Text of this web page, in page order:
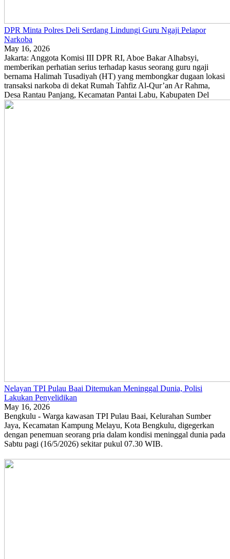
DPR Minta Polres Deli Serdang Lindungi Guru Ngaji Pelapor
Narkoba
May 16, 2026
Jakarta: Anggota Komisi III DPR RI, Aboe Bakar Alhabsyi,
memberikan perhatian serius terhadap kasus seorang guru ngaji
bernama Halimah Tusadiyah (HT) yang membongkar dugaan lokasi
transaksi narkoba di dekat Rumah Tahfiz Al-Qur’an Ar Rahma,
Desa Rantau Panjang, Kecamatan Pantai Labu, Kabupaten Del
Nelayan TPI Pulau Baai Ditemukan Meninggal Dunia, Polisi
Lakukan Penyelidikan
May 16, 2026
Bengkulu - Warga kawasan TPI Pulau Baai, Kelurahan Sumber
Jaya, Kecamatan Kampung Melayu, Kota Bengkulu, digegerkan
dengan penemuan seorang pria dalam kondisi meninggal dunia pada
Sabtu pagi (16/5/2026) sekitar pukul 07.30 WIB.